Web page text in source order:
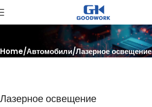
Home Автомобили Лазерное освещение
Лазерное освещение